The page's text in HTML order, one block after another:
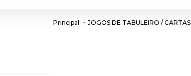
Principal JOGOS DE TABULEIRO / CARTAS